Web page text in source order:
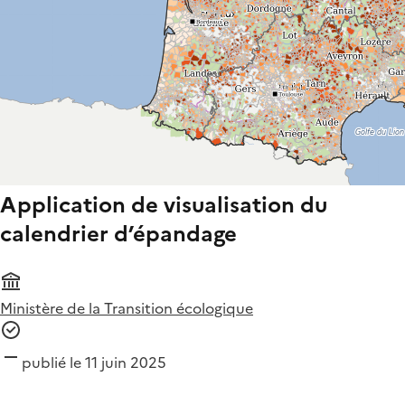
Application de visualisation du
calendrier d’épandage
Ministère de la Transition écologique
publié le 11 juin 2025